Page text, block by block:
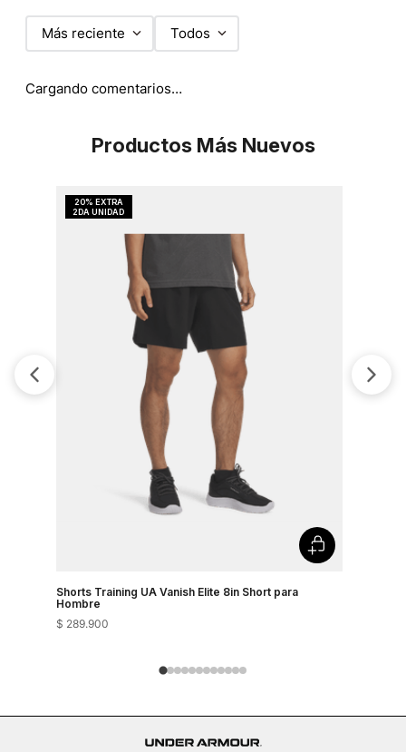
Más reciente Todos
Cargando comentarios…
Productos Más Nuevos
Shorts Training UA Vanish Elite 8in Short para
Hombre
$ 289.900